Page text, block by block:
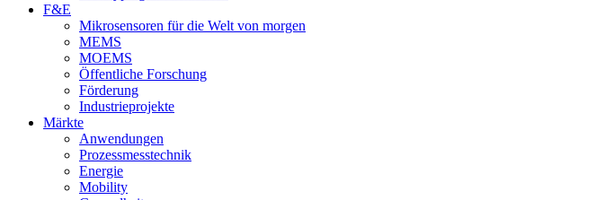
F&E
Mikrosensoren für die Welt von morgen
MEMS
MOEMS
Öffentliche Forschung
Förderung
Industrieprojekte
Märkte
Anwendungen
Prozessmesstechnik
Energie
Mobility